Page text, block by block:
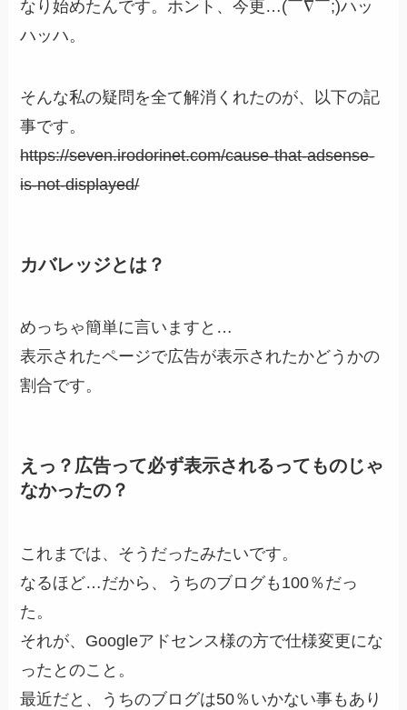
なり始めたんです。ホント、今更…(￣∇￣;)ハッ
ハッハ。
そんな私の疑問を全て解消くれたのが、以下の記
事です。
https://seven.irodorinet.com/cause-that-adsense-
is-not-displayed/
カバレッジとは？
めっちゃ簡単に言いますと…
表示されたページで広告が表示されたかどうかの
割合です。
えっ？広告って必ず表示されるってものじゃ
なかったの？
これまでは、そうだったみたいです。
なるほど…だから、うちのブログも100％だっ
た。
それが、Googleアドセンス様の方で仕様変更にな
ったとのこと。
最近だと、うちのブログは50％いかない事もあり